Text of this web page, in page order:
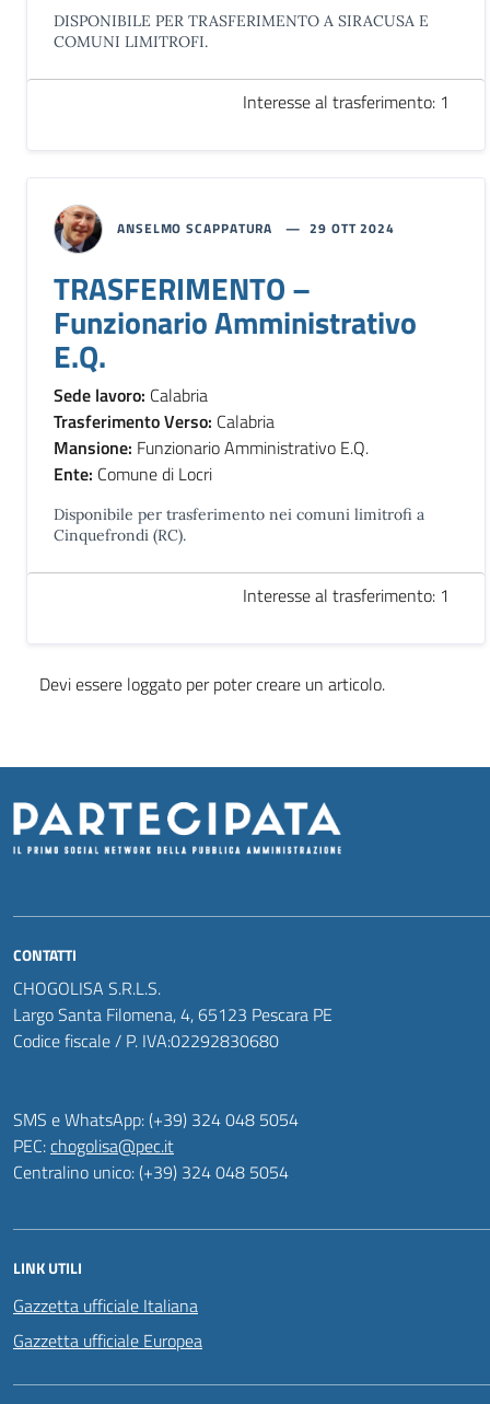
DISPONIBILE PER TRASFERIMENTO A SIRACUSA E
COMUNI LIMITROFI.
Interesse al trasferimento: 1
ANSELMO SCAPPATURA 29 OTT 2024
TRASFERIMENTO –
Funzionario Amministrativo
E.Q.
Sede lavoro: Calabria
Trasferimento Verso: Calabria
Mansione: Funzionario Amministrativo E.Q.
Ente: Comune di Locri
Disponibile per trasferimento nei comuni limitrofi a
Cinquefrondi (RC).
Interesse al trasferimento: 1
Devi essere loggato per poter creare un articolo.
CONTATTI
CHOGOLISA S.R.L.S.
Largo Santa Filomena, 4, 65123 Pescara PE
Codice fiscale / P. IVA:02292830680
SMS e WhatsApp: (+39) 324 048 5054
PEC:chogolisa@pec.it
Centralino unico: (+39) 324 048 5054
LINK UTILI
Gazzetta ufficiale Italiana
Gazzetta ufficiale Europea